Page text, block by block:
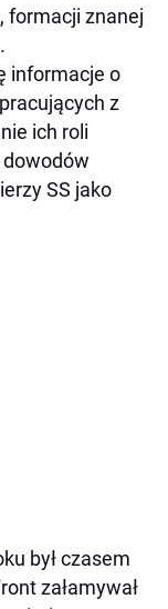
formacji znanej
informacje o
z
ich roli
dowodów
SS jako
był czasem
załamywał